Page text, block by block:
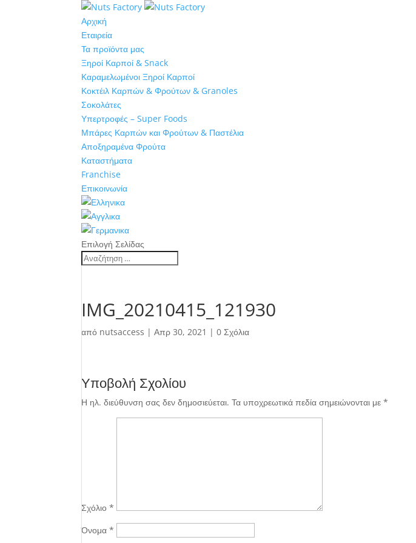
Αρχική
Εταιρεία
Τα προϊόντα μας
Ξηροί Καρποί & Snack
Καραμελωμένοι Ξηροί Καρποί
Κοκτέιλ Καρπών & Φρούτων & Granoles
Σοκολάτες
Υπερτροφές – Super Foods
Μπάρες Καρπών και Φρούτων & Παστέλια
Αποξηραμένα Φρούτα
Καταστήματα
Franchise
Επικοινωνία
Επιλογή Σελίδας
IMG_20210415_121930
από nutsaccess |Απρ 30, 2021 |0 Σχόλια
Υποβολή Σχολίου
Η ηλ. διεύθυνση σας δεν δημοσιεύεται. Τα υποχρεωτικά πεδία σημειώνονται με*
Σχόλιο*
Όνομα*